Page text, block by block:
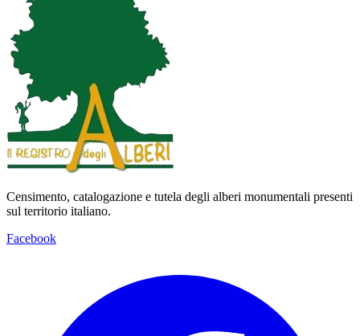
Censimento, catalogazione e tutela degli alberi monumentali presenti
sul territorio italiano.
Facebook